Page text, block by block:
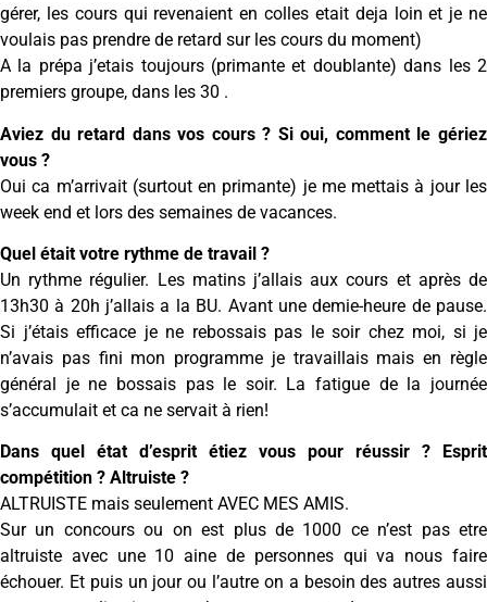
gérer, les cours qui revenaient en colles etait deja loin et je ne
voulais pas prendre de retard sur les cours du moment)
A la prépa j’etais toujours (primante et doublante) dans les 2
premiers groupe, dans les 30 .
Aviez du retard dans vos cours ? Si oui, comment le gériez
vous ?
Oui ca m’arrivait (surtout en primante) je me mettais à jour les
week end et lors des semaines de vacances.
Quel était votre rythme de travail ?
Un rythme régulier. Les matins j’allais aux cours et après de
13h30 à 20h j’allais a la BU. Avant une demie-heure de pause.
Si j’étais efficace je ne rebossais pas le soir chez moi, si je
n’avais pas fini mon programme je travaillais mais en règle
général je ne bossais pas le soir. La fatigue de la journée
s’accumulait et ca ne servait à rien!
Dans quel état d’esprit étiez vous pour réussir ? Esprit
compétition ? Altruiste ?
ALTRUISTE mais seulement AVEC MES AMIS.
Sur un concours ou on est plus de 1000 ce n’est pas etre
altruiste avec une 10 aine de personnes qui va nous faire
échouer. Et puis un jour ou l’autre on a besoin des autres aussi